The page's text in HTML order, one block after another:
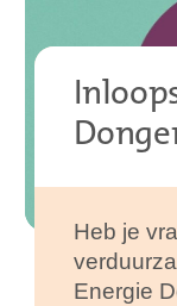
Heb je
Energie